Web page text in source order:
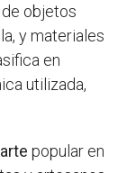
objetos
y materiales
en
utilizada,
arte popular en